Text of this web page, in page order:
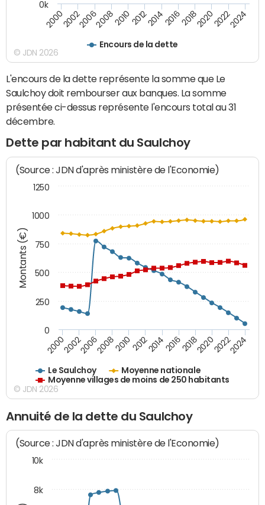
Encours de la dette
200020022006200820102012201420162018202020222024
0k
© JDN 2026
L'encours de la dette représente la somme que Le
Saulchoy doit rembourser aux banques. La somme
présentée ci-dessus représente l'encours total au 31
décembre.
Dette par habitant du Saulchoy
Montants (€)
(Source : JDN d'après ministère de l'Economie)
Le Saulchoy
Moyenne nationale
Moyenne villages de moins de 250 habitants
200020022006200820102012201420162018202020222024
0
250
500
750
1000
1250
© JDN 2026
Annuité de la dette du Saulchoy
(Source : JDN d'après ministère de l'Economie)
8k
10k